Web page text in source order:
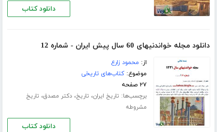
دانلود کتاب
دانلود مجله خواندنیهای 60 سال پیش ایران - شماره 12
از: محمود زارع
موضوع:کتاب‌های تاریخی
۲۷ صفحه
برچسب‌ها: تاریخ ایران، تاریخ،دکتر مصدق، تاریخ
مشروطه
دانلود کتاب